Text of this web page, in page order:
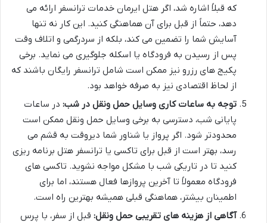
که قبلاً اشاره شد، اگر هتل ایرمان خدمات ترانسفر ارائه می
دهد، حتماً از قبل برای آن هماهنگی کنید. این کار نه تنها
آسایش شما را تضمین می کند، بلکه از سردرگمی و اتلاف وقت
پس از رسیدن به فرودگاه یا اسکله جلوگیری می نماید. برخی
پکیج های رزرو نیز ممکن است شامل ترانسفر رایگان باشند که
از لحاظ اقتصادی نیز به صرفه خواهد بود.
توجه به ساعات کاری وسایل حمل ونقل در شب: در ساعات
پایانی شب، دسترسی به برخی وسایل حمل ونقل ممکن است
محدودتر شود. اگر پرواز یا شناور شما دیروقت به قشم می
رسد، بهتر است از قبل برای تاکسی یا ترانسفر هتل برنامه ریزی
کنید تا در تاریکی شب با مشکل مواجه نشوید. تاکسی های
فرودگاه معمولاً تا آخرین پروازها فعال هستند، اما برای
اطمینان بیشتر، هماهنگی قبلی همیشه بهترین راه است.
آگاهی از هزینه های تقریبی حمل ونقل: قبل از سفر، با پرس